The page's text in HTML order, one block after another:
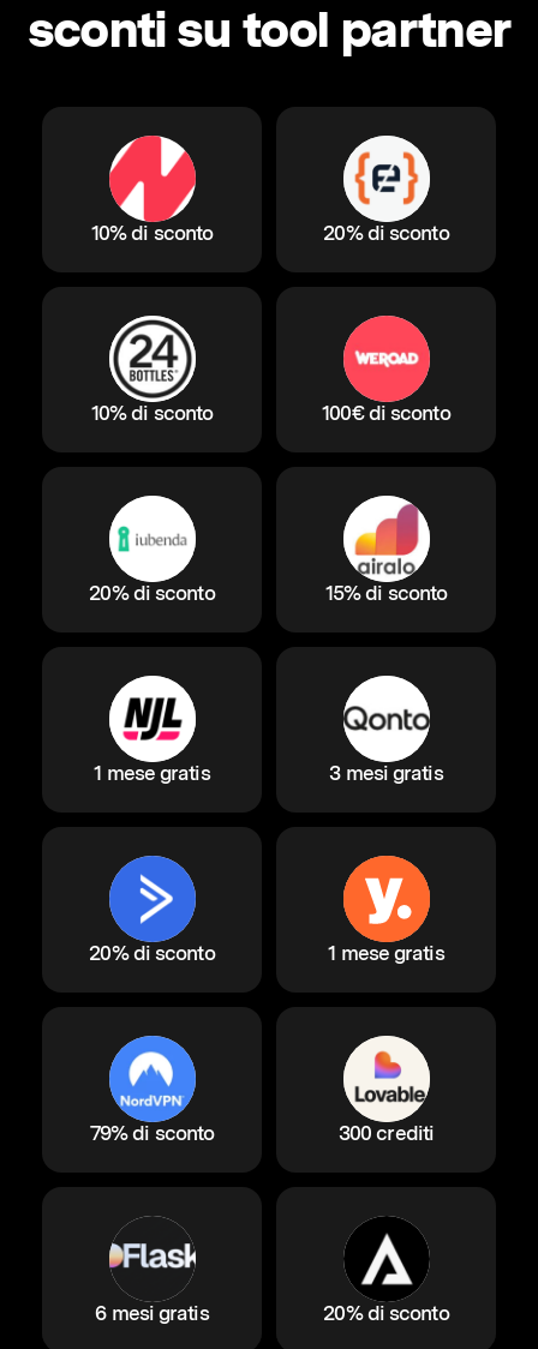
sconti su tool partner
10% di sconto 20% di sconto
10% di sconto 100€ di sconto
20% di sconto 15% di sconto
1 mese gratis 3 mesi gratis
20% di sconto 1 mese gratis
79% di sconto 300 crediti
6 mesi gratis 20% di sconto